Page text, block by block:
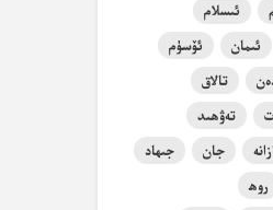
ئىسلام
ئىمان
ئۆسۈم
تالاق
تەۋھىد
جان
جىھاد
روھ